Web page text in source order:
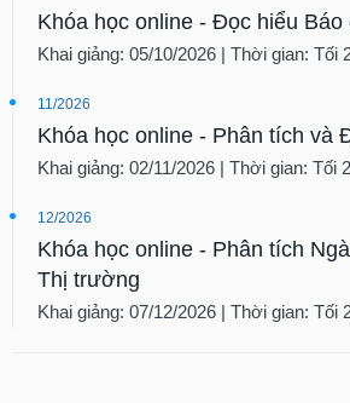
Khóa học online - Đọc hiểu Báo
Khai giảng: 05/10/2026 | Thời gian: Tối
11/2026
Khóa học online - Phân tích và
Khai giảng: 02/11/2026 | Thời gian: Tối
12/2026
Khóa học online - Phân tích
Thị trường
Khai giảng: 07/12/2026 | Thời gian: Tối